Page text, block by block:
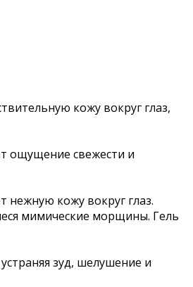
кожу вокруг глаз,
ощущение свежести и
нежную кожу вокруг глаз.
мимические морщины. Гель
зуд, шелушение и